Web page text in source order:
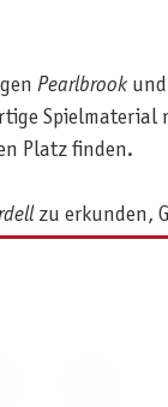
Pearlbrookund
Platz finden.
zu erkunden,